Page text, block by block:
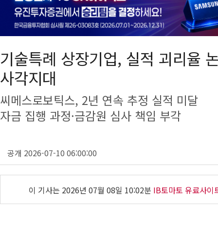
기술특례 상장기업, 실적 괴리율
사각지대
씨메스로보틱스, 2년 연속 추정 실적 미달
자금 집행 과정·금감원 심사 책임 부각
공개 2026-07-10 06:00:00
이 기사는 2026년 07월 08일 10:02분 IB토마토 유료사이